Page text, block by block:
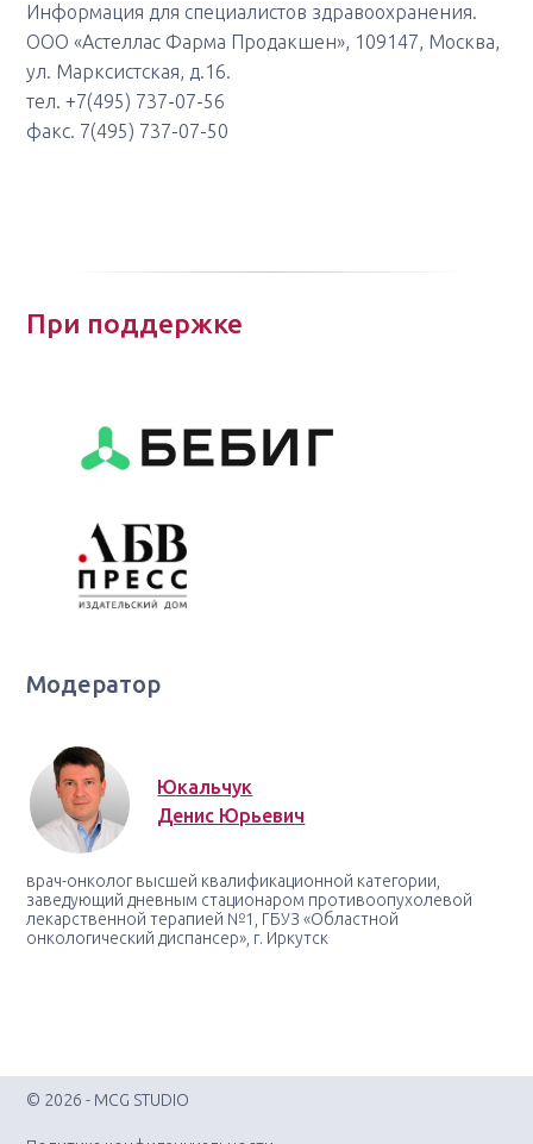
Информация для специалистов здравоохранения.
ООО «Астеллас Фарма Продакшен», 109147, Москва,
ул. Марксистская, д.16.
тел. +7(495) 737-07-56
факс. 7(495) 737-07-50
При поддержке
Модератор
Юкальчук
Денис Юрьевич
врач-онколог высшей квалификационной категории,
заведующий дневным стационаром противоопухолевой
лекарственной терапией №1, ГБУЗ «Областной
онкологический диспансер», г. Иркутск
© 2026 - MCG STUDIO